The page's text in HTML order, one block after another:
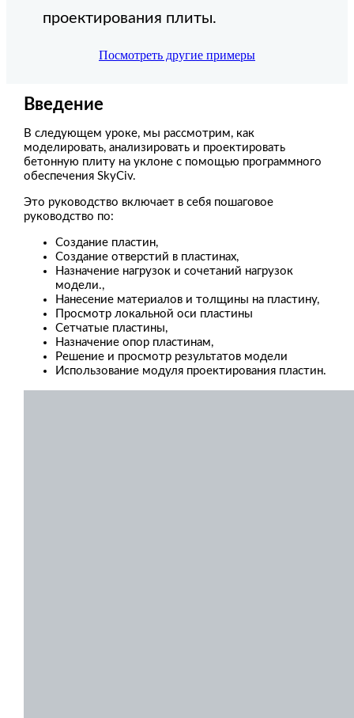
проектирования плиты.
Посмотреть другие примеры
Введение
В следующем уроке, мы рассмотрим, как
моделировать, анализировать и проектировать
бетонную плиту на уклоне с помощью программного
обеспечения SkyCiv.
Это руководство включает в себя пошаговое
руководство по:
Создание пластин,
Создание отверстий в пластинах,
Назначение нагрузок и сочетаний нагрузок
модели.,
Нанесение материалов и толщины на пластину,
Просмотр локальной оси пластины
Сетчатые пластины,
Назначение опор пластинам,
Решение и просмотр результатов модели
Использование модуля проектирования пластин.